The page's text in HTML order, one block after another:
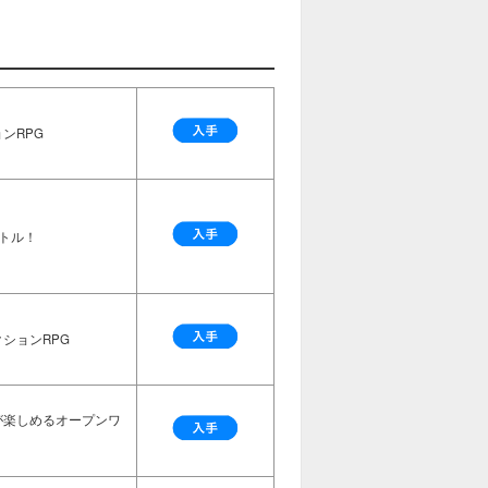
RPG
ル！
ョンRPG
しめるオープンワ